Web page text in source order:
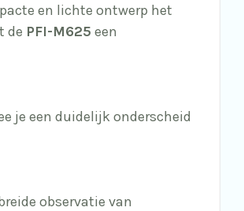
en lichte ontwerp het
de PFI-M625 een
je een duidelijk onderscheid
observatie van